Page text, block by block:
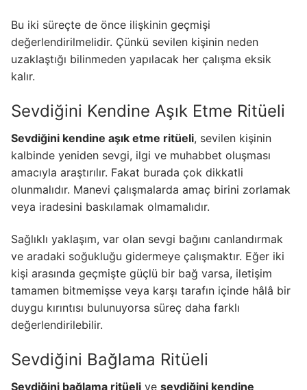
Bu iki süreçte de önce ilişkinin geçmişi
değerlendirilmelidir. Çünkü sevilen kişinin neden
uzaklaştığı bilinmeden yapılacak her çalışma eksik
kalır.
Sevdiğini Kendine Aşık Etme Ritüeli
Sevdiğini kendine aşık etme ritüeli, sevilen kişinin
kalbinde yeniden sevgi, ilgi ve muhabbet oluşması
amacıyla araştırılır. Fakat burada çok dikkatli
olunmalıdır. Manevi çalışmalarda amaç birini zorlamak
veya iradesini baskılamak olmamalıdır.
Sağlıklı yaklaşım, var olan sevgi bağını canlandırmak
ve aradaki soğukluğu gidermeye çalışmaktır. Eğer iki
kişi arasında geçmişte güçlü bir bağ varsa, iletişim
tamamen bitmemişse veya karşı tarafın içinde hâlâ bir
duygu kırıntısı bulunuyorsa süreç daha farklı
değerlendirilebilir.
Sevdiğini Bağlama Ritüeli
Sevdiğini bağlama ritüeli ve sevdiğini kendine